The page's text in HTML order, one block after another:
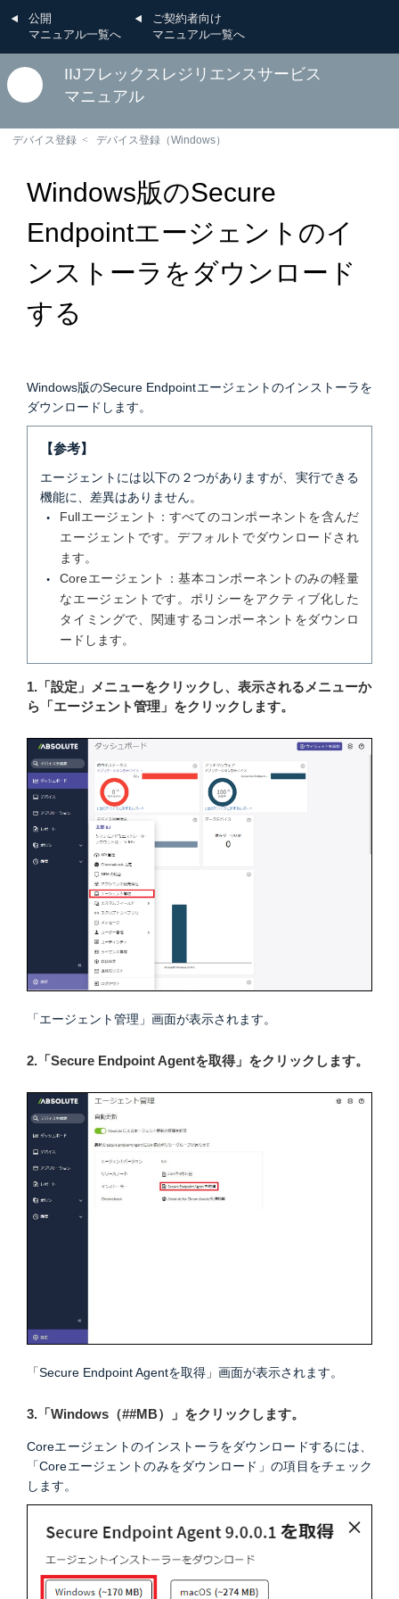
公開
マニュアル一覧へ
ご契約者向け
マニュアル一覧へ
IIJフレックスレジリエンスサービス
マニュアル
デバイス登録 デバイス登録（Windows）
Windows版のSecure
Endpointエージェントのイ
ンストーラをダウンロード
する
Windows版のSecure Endpointエージェントのインストーラを
ダウンロードします。
【参考】
エージェントには以下の２つがありますが、実行できる
機能に、差異はありません。
Fullエージェント：すべてのコンポーネントを含んだ
エージェントです。デフォルトでダウンロードされ
ます。
Coreエージェント：基本コンポーネントのみの軽量
なエージェントです。ポリシーをアクティブ化した
タイミングで、関連するコンポーネントをダウンロ
ードします。
1.「設定」メニューをクリックし、表示されるメニューか
ら「エージェント管理」をクリックします。
「エージェント管理」画面が表示されます。
2.「Secure Endpoint Agentを取得」をクリックします。
「Secure Endpoint Agentを取得」画面が表示されます。
3.「Windows（##MB）」をクリックします。
Coreエージェントのインストーラをダウンロードするには、
「Coreエージェントのみをダウンロード」の項目をチェック
します。